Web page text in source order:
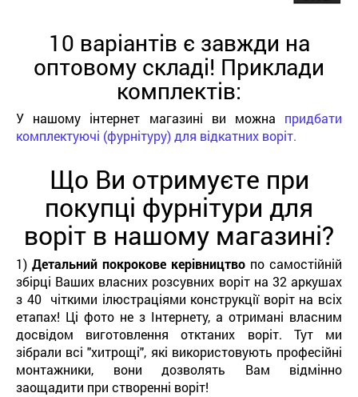
10 варіантів є завжди на
оптовому складі! Приклади
комплектів:
У нашому інтернет магазині ви можна придбати
комплектуючі (фурнітуру) для відкатних воріт.
Що Ви отримуєте при
покупці фурнітури для
воріт в нашому магазині?
1) Детальний покрокове керівництво по самостійній
збірці Ваших власних розсувних воріт на 32 аркушах
з 40 чіткими ілюстраціями конструкції воріт на всіх
етапах! Ці фото не з Інтернету, а отримані власним
досвідом виготовлення отктаних воріт. Тут ми
зібрали всі "хитрощі", які використовують професійні
монтажники, вони дозволять Вам відмінно
заощадити при створенні воріт!